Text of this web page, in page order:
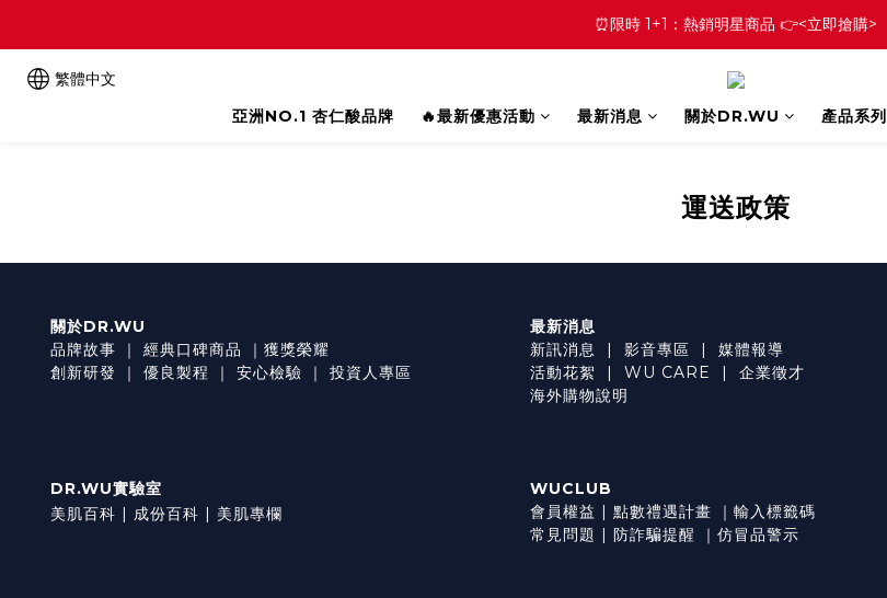
⏰限時 1+1：熱銷明星商品 👉<立即搶購>
繁體中文
亞洲NO.1 杏仁酸品牌
🔥最新優惠活動 最新消息 關於DR.WU 產品系列
運送政策
關於DR.WU
品牌故事 ｜ 經典口碑商品 ｜ 獲獎榮耀
創新研發
｜ 優良製程 ｜ 安心檢驗 ｜ 投資人專區
最新消息
新訊消息
| 影音專區 | 媒體報導
活動花絮
| WU CARE | 企業徵才
海外購物說明
DR.WU實驗室
美肌百科 | 成份百科 | 美肌專欄
WUCLUB
會員權益 | 點數禮遇計畫 ｜ 輸入標籤碼
常見問題 | 防詐騙提醒 ｜ 仿冒品警示